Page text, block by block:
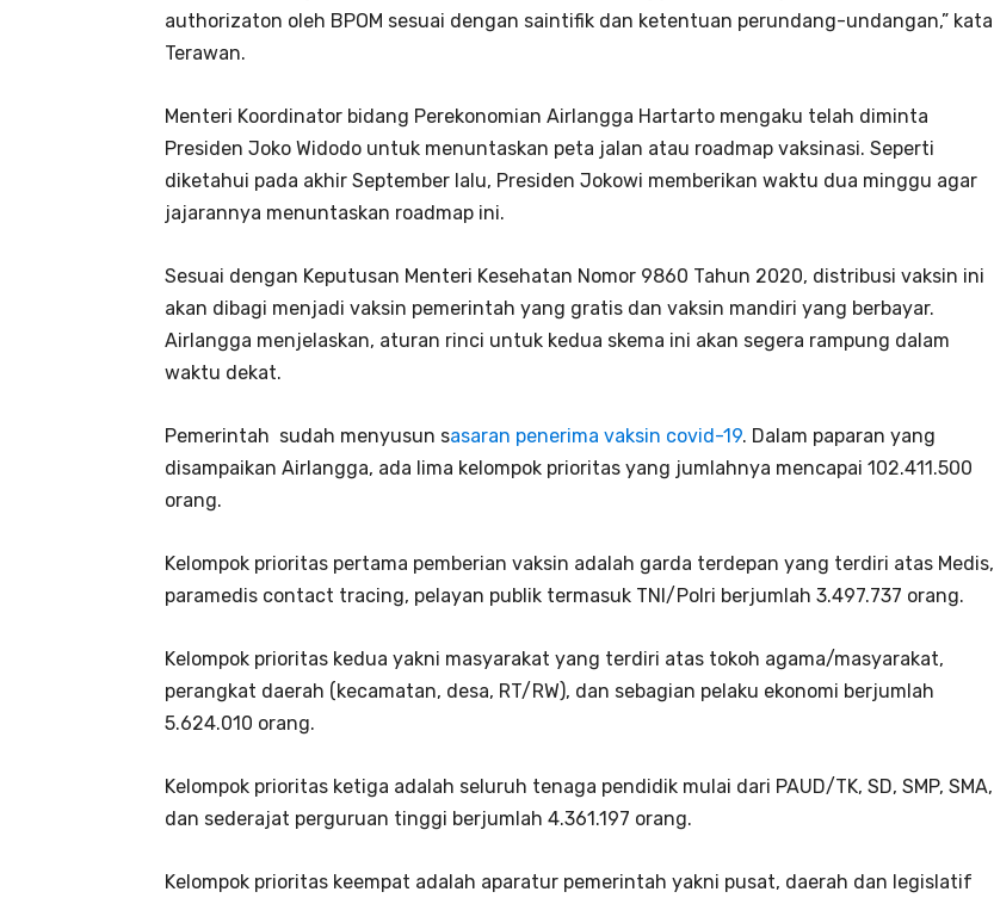
authorizaton oleh BPOM sesuai dengan saintifik dan ketentuan perundang-undangan,” kata
Terawan.
Menteri Koordinator bidang Perekonomian Airlangga Hartarto mengaku telah diminta
Presiden Joko Widodo untuk menuntaskan peta jalan atau roadmap vaksinasi. Seperti
diketahui pada akhir September lalu, Presiden Jokowi memberikan waktu dua minggu agar
jajarannya menuntaskan roadmap ini.
Sesuai dengan Keputusan Menteri Kesehatan Nomor 9860 Tahun 2020, distribusi vaksin ini
akan dibagi menjadi vaksin pemerintah yang gratis dan vaksin mandiri yang berbayar.
Airlangga menjelaskan, aturan rinci untuk kedua skema ini akan segera rampung dalam
waktu dekat.
Pemerintah sudah menyusun sasaran penerima vaksin covid-19. Dalam paparan yang
disampaikan Airlangga, ada lima kelompok prioritas yang jumlahnya mencapai 102.411.500
orang.
Kelompok prioritas pertama pemberian vaksin adalah garda terdepan yang terdiri atas Medis,
paramedis contact tracing, pelayan publik termasuk TNI/Polri berjumlah 3.497.737 orang.
Kelompok prioritas kedua yakni masyarakat yang terdiri atas tokoh agama/masyarakat,
perangkat daerah (kecamatan, desa, RT/RW), dan sebagian pelaku ekonomi berjumlah
5.624.010 orang.
Kelompok prioritas ketiga adalah seluruh tenaga pendidik mulai dari PAUD/TK, SD, SMP, SMA,
dan sederajat perguruan tinggi berjumlah 4.361.197 orang.
Kelompok prioritas keempat adalah aparatur pemerintah yakni pusat, daerah dan legislatif